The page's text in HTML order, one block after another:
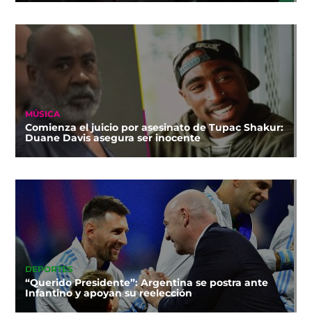
MÚSICA
Comienza el juicio por asesinato de Tupac Shakur:
Duane Davis asegura ser inocente
DEPORTES
“Querido Presidente”: Argentina se postra ante
Infantino y apoyan su reelección